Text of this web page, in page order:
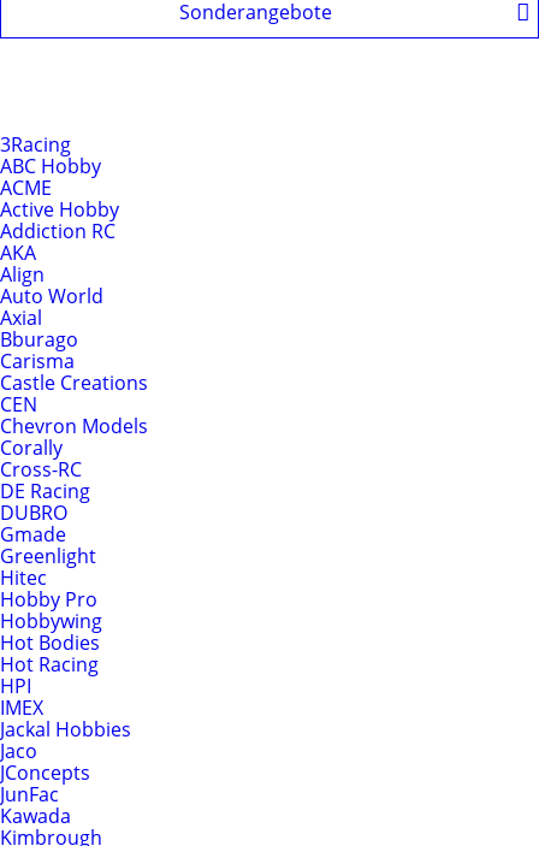
Sonderangebote
3Racing
ABC Hobby
ACME
Active Hobby
Addiction RC
AKA
Align
Auto World
Axial
Bburago
Carisma
Castle Creations
CEN
Chevron Models
Corally
Cross-RC
DE Racing
DUBRO
Gmade
Greenlight
Hitec
Hobby Pro
Hobbywing
Hot Bodies
Hot Racing
HPI
IMEX
Jackal Hobbies
Jaco
JConcepts
JunFac
Kawada
Kimbrough